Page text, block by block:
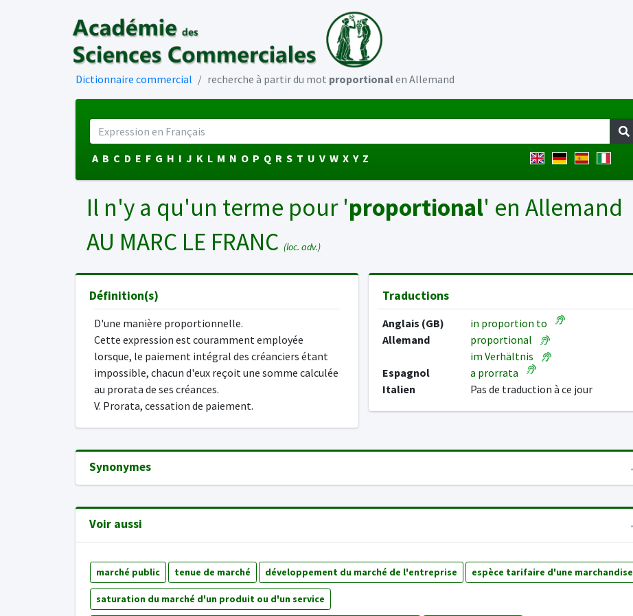
Dictionnaire commercial recherche à partir du mot proportionalen Allemand
A B C D E F G H I J K L M N O P Q R S T U V W X Y Z
Il n'y a qu'un terme pour 'proportional' en Allemand
AU MARC LE FRANC (loc. adv.)
Définition(s)
D'une manière proportionnelle.
Cette expression est couramment employée
lorsque, le paiement intégral des créanciers étant
impossible, chacun d'eux reçoit une somme calculée
au prorata de ses créances.
V. Prorata, cessation de paiement.
Traductions
Anglais (GB)
in proportion to
Allemand
proportional
im Verhältnis
Espagnol
a prorrata
Italien
Pas de traduction à ce jour
Synonymes
Voir aussi
marché public tenue de marché développement du marché de l'entreprise espèce tarifaire d'une marchandise
saturation du marché d'un produit ou d'un service